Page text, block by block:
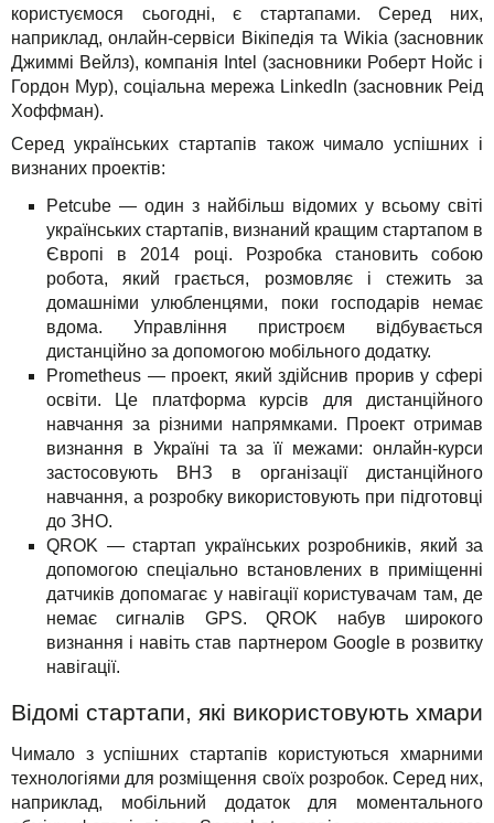
користуємося сьогодні, є стартапами. Серед них,
наприклад, онлайн-сервіси Вікіпедія та Wikia (засновник
Джиммі Вейлз), компанія Intel (засновники Роберт Нойс і
Гордон Мур), соціальна мережа LinkedIn (засновник Реід
Хоффман).
Серед українських стартапів також чимало успішних і
визнаних проектів:
Petcube — один з найбільш відомих у всьому світі
українських стартапів, визнаний кращим стартапом в
Європі в 2014 році. Розробка становить собою
робота, який грається, розмовляє і стежить за
домашніми улюбленцями, поки господарів немає
вдома. Управління пристроєм відбувається
дистанційно за допомогою мобільного додатку.
Prometheus — проект, який здійснив прорив у сфері
освіти. Це платформа курсів для дистанційного
навчання за різними напрямками. Проект отримав
визнання в Україні та за її межами: онлайн-курси
застосовують ВНЗ в організації дистанційного
навчання, а розробку використовують при підготовці
до ЗНО.
QROK — стартап українських розробників, який за
допомогою спеціально встановлених в приміщенні
датчиків допомагає у навігації користувачам там, де
немає сигналів GPS. QROK набув широкого
визнання і навіть став партнером Google в розвитку
навігації.
Відомі стартапи, які використовують хмари
Чимало з успішних стартапів користуються хмарними
технологіями для розміщення своїх розробок. Серед них,
наприклад, мобільний додаток для моментального